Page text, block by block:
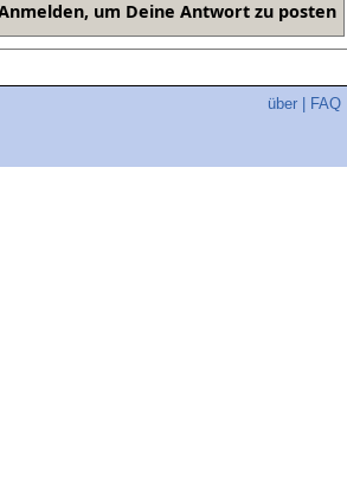
über FAQ